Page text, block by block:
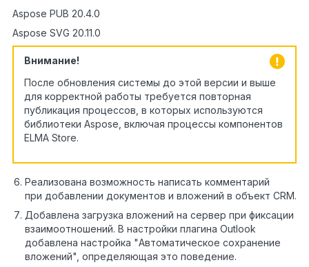
Aspose PUB 20.4.0
Aspose SVG 20.11.0
Внимание!
После обновления системы до этой версии и выше
для корректной работы требуется повторная
публикация процессов, в которых используются
библиотеки Aspose, включая процессы компонентов
ELMA Store.
Реализована возможность написать комментарий
при добавлении документов и вложений в объект CRM.
Добавлена загрузка вложений на сервер при фиксации
взаимоотношений. В настройки плагина Outlook
добавлена настройка "Автоматическое сохранение
вложений", определяющая это поведение.